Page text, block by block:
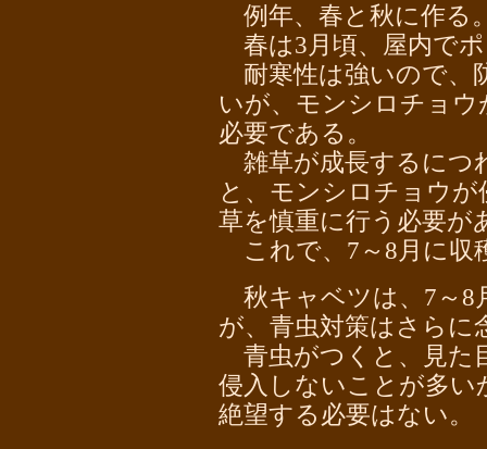
例年、春と秋に作る
春は3月頃、屋内で
耐寒性は強いので、
いが、モンシロチョ
必要である。
雑草が成長するにつ
と、モンシロチョウ
草を慎重に行う必要が
これで、7～8月に収
秋キャベツは、7～8
が、青虫対策はさらに
青虫がつくと、見た
侵入しないことが多
絶望する必要はない。